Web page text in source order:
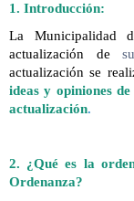
1. Introducción:
La Municipalidad
actualización de su
actualización se
ideas y opiniones
actualización.
2. ¿Qué es la
Ordenanza?